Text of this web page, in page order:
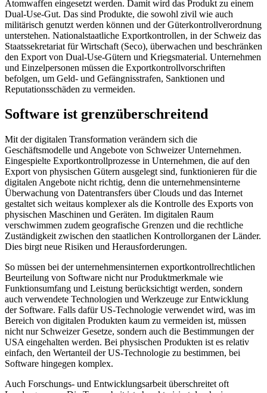
Atomwaffen eingesetzt werden. Damit wird das Produkt zu einem
Dual-Use-Gut. Das sind Produkte, die sowohl zivil wie auch
militärisch genutzt werden können und der Güterkontrollverordnung
unterstehen. Nationalstaatliche Exportkontrollen, in der Schweiz das
Staatssekretariat für Wirtschaft (Seco), überwachen und beschränken
den Export von Dual-Use-Gütern und Kriegsmaterial. Unternehmen
und Einzelpersonen müssen die Exportkontrollvorschriften
befolgen, um Geld- und Gefängnisstrafen, Sanktionen und
Reputationsschäden zu vermeiden.
Software ist grenzüberschreitend
Mit der digitalen Transformation verändern sich die
Geschäftsmodelle und Angebote von Schweizer Unternehmen.
Eingespielte Exportkontrollprozesse in Unternehmen, die auf den
Export von physischen Gütern ausgelegt sind, funktionieren für die
digitalen Angebote nicht richtig, denn die unternehmensinterne
Überwachung von Datentransfers über Clouds und das Internet
gestaltet sich weitaus komplexer als die Kontrolle des Exports von
physischen Maschinen und Geräten. Im digitalen Raum
verschwimmen zudem geografische Grenzen und die rechtliche
Zuständigkeit zwischen den staatlichen Kontrollorganen der Länder.
Dies birgt neue Risiken und Herausforderungen.
So müssen bei der unternehmensinternen exportkontrollrechtlichen
Beurteilung von Software nicht nur Produktmerkmale wie
Funktionsumfang und Leistung berücksichtigt werden, sondern
auch verwendete Technologien und Werkzeuge zur Entwicklung
der Software. Falls dafür US-Technologie verwendet wird, was im
Bereich von digitalen Produkten kaum zu vermeiden ist, müssen
nicht nur Schweizer Gesetze, sondern auch die Bestimmungen der
USA eingehalten werden. Bei physischen Produkten ist es relativ
einfach, den Wertanteil der US-Technologie zu bestimmen, bei
Software hingegen komplex.
Auch Forschungs- und Entwicklungsarbeit überschreitet oft